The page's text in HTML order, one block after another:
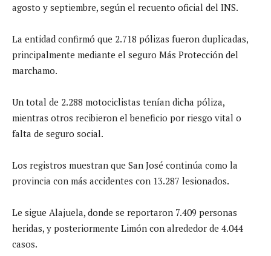
agosto y septiembre, según el recuento oficial del INS.
La entidad confirmó que 2.718 pólizas fueron duplicadas,
principalmente mediante el seguro Más Protección del
marchamo.
Un total de 2.288 motociclistas tenían dicha póliza,
mientras otros recibieron el beneficio por riesgo vital o
falta de seguro social.
Los registros muestran que San José continúa como la
provincia con más accidentes con 13.287 lesionados.
Le sigue Alajuela, donde se reportaron 7.409 personas
heridas, y posteriormente Limón con alrededor de 4.044
casos.